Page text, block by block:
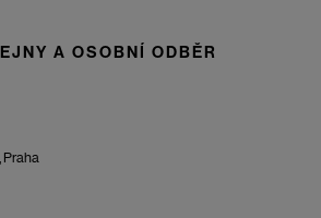
A OSOBNÍ ODBĚR
Praha